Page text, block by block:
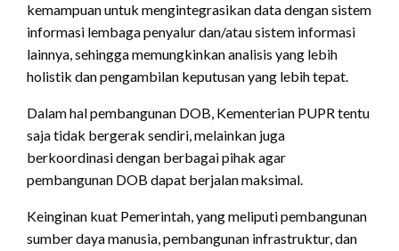
kemampuan untuk mengintegrasikan data dengan sistem
informasi lembaga penyalur dan/atau sistem informasi
lainnya, sehingga memungkinkan analisis yang lebih
holistik dan pengambilan keputusan yang lebih tepat.
Dalam hal pembangunan DOB, Kementerian PUPR tentu
saja tidak bergerak sendiri, melainkan juga
berkoordinasi dengan berbagai pihak agar
pembangunan DOB dapat berjalan maksimal.
Keinginan kuat Pemerintah, yang meliputi pembangunan
sumber daya manusia, pembangunan infrastruktur, dan